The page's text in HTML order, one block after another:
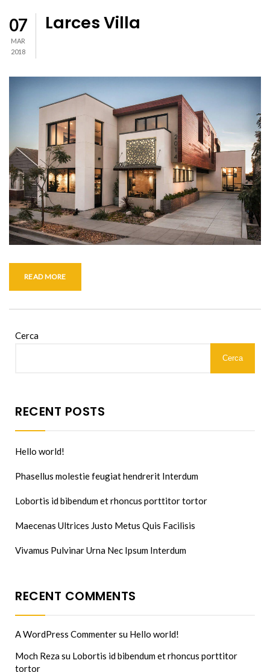
07
MAR
2018
Larces Villa
READ MORE
Cerca
Cerca
RECENT POSTS
Hello world!
Phasellus molestie feugiat hendrerit Interdum
Lobortis id bibendum et rhoncus porttitor tortor
Maecenas Ultrices Justo Metus Quis Facilisis
Vivamus Pulvinar Urna Nec Ipsum Interdum
RECENT COMMENTS
A WordPress Commentersu Hello world!
Moch Rezasu Lobortis id bibendum et rhoncus porttitor
tortor